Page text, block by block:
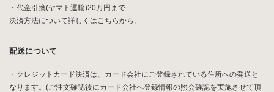
・代金引換(ヤマト運輸)20万円まで
決済方法について詳しくはこちらから。
配送について
・クレジットカード決済は、カード会社にご登録されている住所への発送と
なります。(ご注文確認後にカード会社へ登録情報の照会確認を実施させて頂